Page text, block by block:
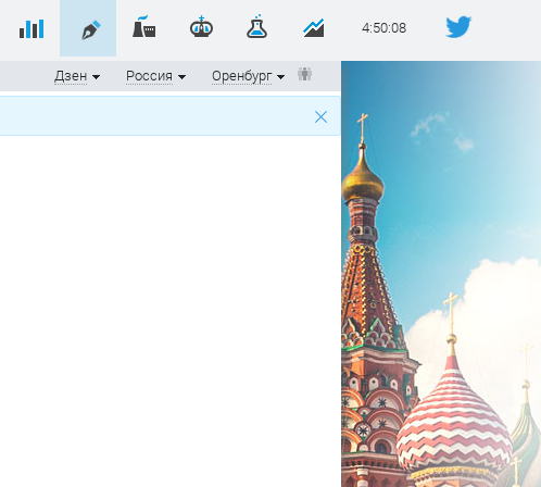
4:50:08
Оренбург
Россия
Дзен